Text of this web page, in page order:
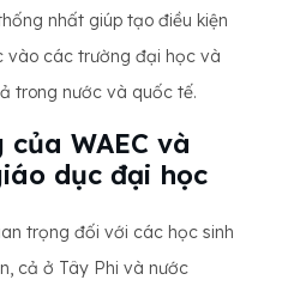
nhất giúp tạo điều kiện
vào các trường đại học và
trong nước và quốc tế.
WAEC và
dục đại học
trọng đối với các học sinh
cả ở Tây Phi và nước